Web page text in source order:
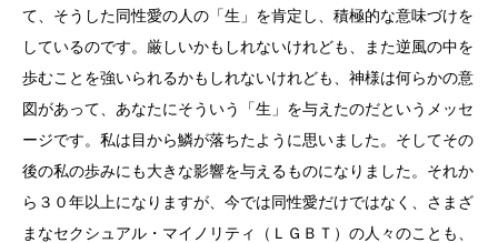
て、そうした同性愛の人の「生」を肯定し、積極的な意味づけを
しているのです。厳しいかもしれないけれども、また逆風の中を
歩むことを強いられるかもしれないけれども、神様は何らかの意
図があって、あなたにそういう「生」を与えたのだというメッセ
ージです。私は目から鱗が落ちたように思いました。そしてその
後の私の歩みにも大きな影響を与えるものになりました。それか
ら３０年以上になりますが、今では同性愛だけではなく、さまざ
まなセクシュアル・マイノリティ（ＬＧＢＴ）の人々のことも、